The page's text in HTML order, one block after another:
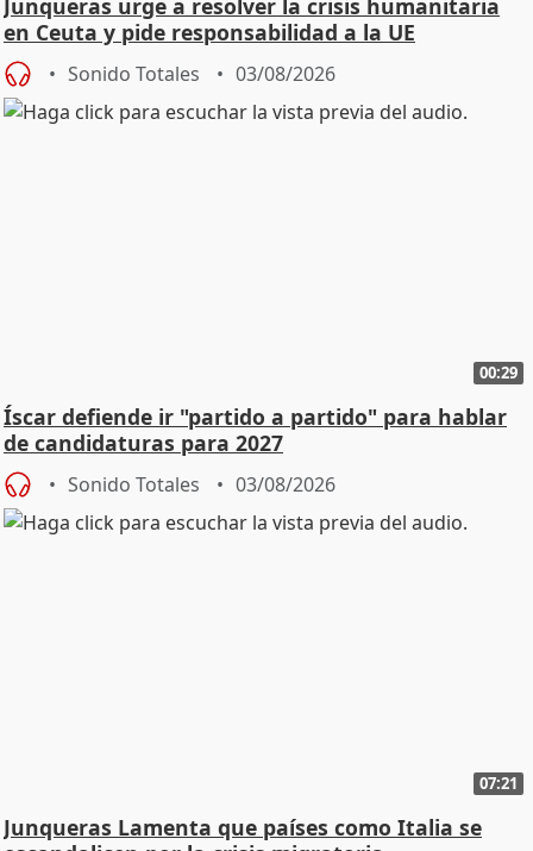
Junqueras urge a resolver la crisis humanitaria
en Ceuta y pide responsabilidad a la UE
Sonido Totales 03/08/2026
00:29
Íscar defiende ir "partido a partido" para hablar
de candidaturas para 2027
Sonido Totales 03/08/2026
07:21
Junqueras Lamenta que países como Italia se